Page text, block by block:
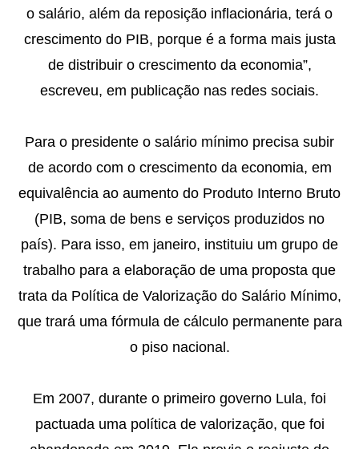
o salário, além da reposição inflacionária, terá o
crescimento do PIB, porque é a forma mais justa
de distribuir o crescimento da economia”,
escreveu, em publicação nas redes sociais.
Para o presidente o salário mínimo precisa subir
de acordo com o crescimento da economia, em
equivalência ao aumento do Produto Interno Bruto
(PIB, soma de bens e serviços produzidos no
país). Para isso, em janeiro, instituiu um grupo de
trabalho para a elaboração de uma proposta que
trata da Política de Valorização do Salário Mínimo,
que trará uma fórmula de cálculo permanente para
o piso nacional.
Em 2007, durante o primeiro governo Lula, foi
pactuada uma política de valorização, que foi